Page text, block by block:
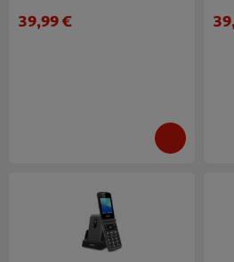
39,99 €